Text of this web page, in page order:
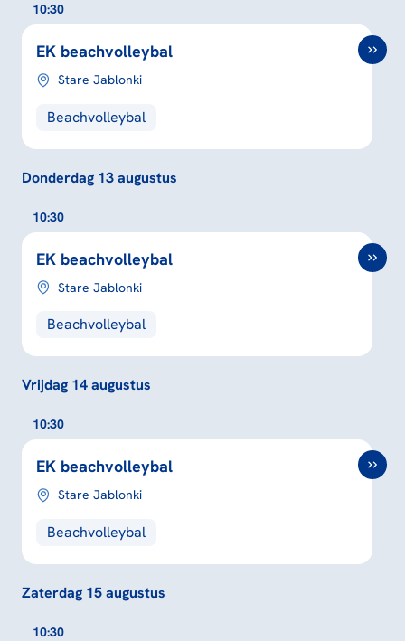
10:30
EK beachvolleybal
Stare Jablonki
Beachvolleybal
Donderdag 13 augustus
10:30
EK beachvolleybal
Stare Jablonki
Beachvolleybal
Vrijdag 14 augustus
10:30
EK beachvolleybal
Stare Jablonki
Beachvolleybal
Zaterdag 15 augustus
10:30